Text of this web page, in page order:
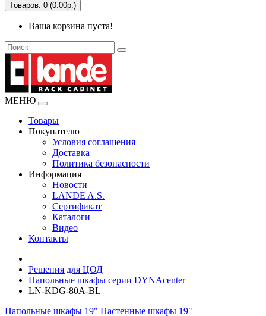
Товаров: 0 (0.00р.)
Ваша корзина пуста!
МЕНЮ
Товары
Покупателю
Условия соглашения
Доставка
Политика безопасности
Информация
Новости
LANDE A.S.
Сертификат
Каталоги
Видео
Контакты
Решения для ЦОД
Напольные шкафы серии DYNAcenter
LN-KDG-80A-BL
Напольные шкафы 19" Настенные шкафы 19"